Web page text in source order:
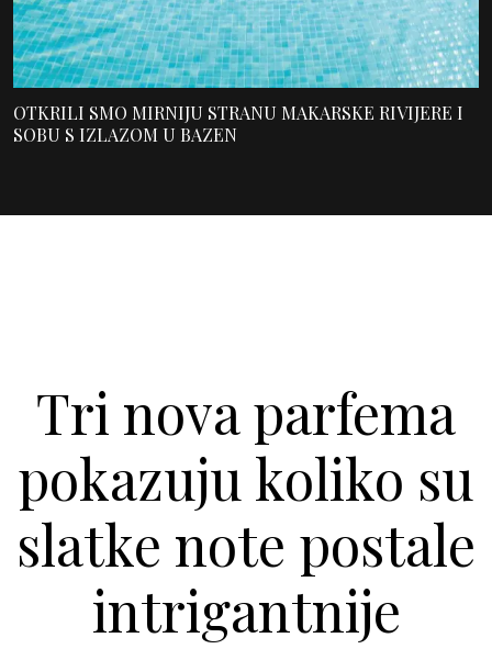
OTKRILI SMO MIRNIJU STRANU MAKARSKE RIVIJERE I
SOBU S IZLAZOM U BAZEN
Tri nova parfema
pokazuju koliko su
slatke note postale
intrigantnije